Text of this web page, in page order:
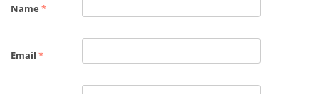
Name *
Email *